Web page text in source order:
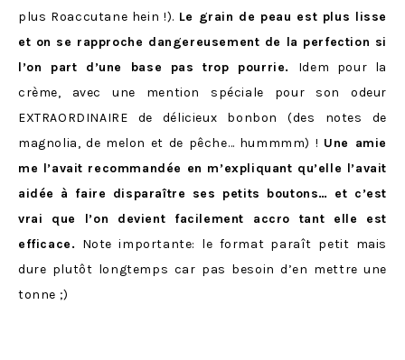
plus Roaccutane hein !). Le grain de peau est plus lisse
et on se rapproche dangereusement de la perfection si
l’on part d’une base pas trop pourrie. Idem pour la
crème, avec une mention spéciale pour son odeur
EXTRAORDINAIRE de délicieux bonbon (des notes de
magnolia, de melon et de pêche… hummmm) ! Une amie
me l’avait recommandée en m’expliquant qu’elle l’avait
aidée à faire disparaître ses petits boutons… et c’est
vrai que l’on devient facilement accro tant elle est
efficace. Note importante: le format paraît petit mais
dure plutôt longtemps car pas besoin d’en mettre une
tonne ;)